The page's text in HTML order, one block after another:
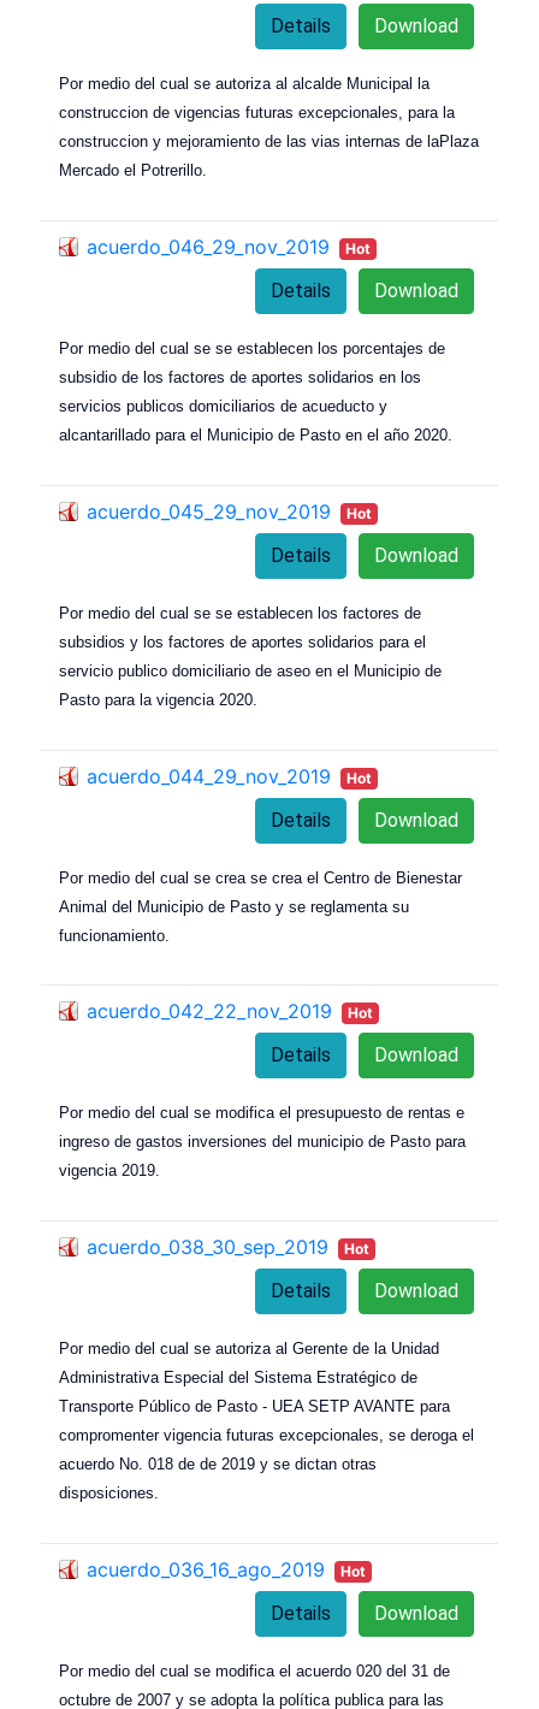
Download
Details
Por medio del cual se autoriza al alcalde Municipal la
construccion de vigencias futuras excepcionales, para la
construccion y mejoramiento de las vias internas de laPlaza
Mercado el Potrerillo.
acuerdo_046_29_nov_2019 Hot
Download
Details
Por medio del cual se se establecen los porcentajes de
subsidio de los factores de aportes solidarios en los
servicios publicos domiciliarios de acueducto y
alcantarillado para el Municipio de Pasto en el año 2020.
acuerdo_045_29_nov_2019 Hot
Download
Details
Por medio del cual se se establecen los factores de
subsidios y los factores de aportes solidarios para el
servicio publico domiciliario de aseo en el Municipio de
Pasto para la vigencia 2020.
acuerdo_044_29_nov_2019 Hot
Download
Details
Por medio del cual se crea se crea el Centro de Bienestar
Animal del Municipio de Pasto y se reglamenta su
funcionamiento.
acuerdo_042_22_nov_2019 Hot
Download
Details
Por medio del cual se modifica el presupuesto de rentas e
ingreso de gastos inversiones del municipio de Pasto para
vigencia 2019.
acuerdo_038_30_sep_2019 Hot
Download
Details
Por medio del cual se autoriza al Gerente de la Unidad
Administrativa Especial del Sistema Estratégico de
Transporte Público de Pasto - UEA SETP AVANTE para
compromenter vigencia futuras excepcionales, se deroga el
acuerdo No. 018 de de 2019 y se dictan otras
disposiciones.
acuerdo_036_16_ago_2019 Hot
Download
Details
Por medio del cual se modifica el acuerdo 020 del 31 de
octubre de 2007 y se adopta la política publica para las